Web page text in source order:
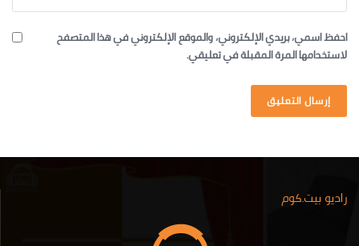
احفظ اسمي، بريدي الإلكتروني، والموقع الإلكتروني في هذا المتصفح
لاستخدامها المرة المقبلة في تعليقي.
راديو بيت.كوم